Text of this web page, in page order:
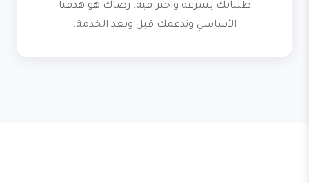
طلباتك بسرعة واحترافية. رضاك هو هدفنا
الأساسي وندعمك قبل وبعد الخدمة.